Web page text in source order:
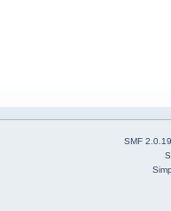
SMF 2.0.19